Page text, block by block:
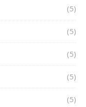
(5)
(5)
(5)
(5)
(5)